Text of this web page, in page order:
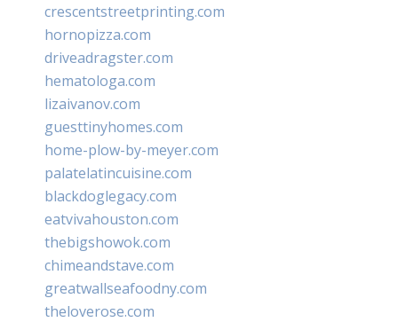
crescentstreetprinting.com
hornopizza.com
driveadragster.com
hematologa.com
lizaivanov.com
guesttinyhomes.com
home-plow-by-meyer.com
palatelatincuisine.com
blackdoglegacy.com
eatvivahouston.com
thebigshowok.com
chimeandstave.com
greatwallseafoodny.com
theloverose.com